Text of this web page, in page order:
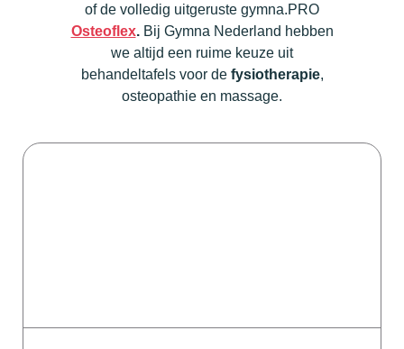
of de volledig uitgeruste gymna.PRO
Osteoflex. Bij Gymna Nederland hebben
we altijd een ruime keuze uit
behandeltafels voor de fysiotherapie,
osteopathie en massage.